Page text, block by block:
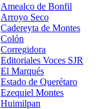
Amealco de Bonfil
Arroyo Seco
Cadereyta de Montes
Colón
Corregidora
Editoriales Voces SJR
El Marqués
Estado de Querétaro
Ezequiel Montes
Huimilpan